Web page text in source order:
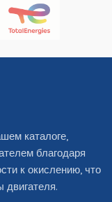
каталоге,
благодаря
к окислению, что
двигателя.